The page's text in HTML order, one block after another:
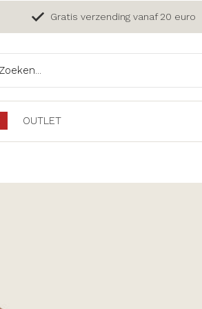
OUTLET
Gratis verzending vanaf 20 euro